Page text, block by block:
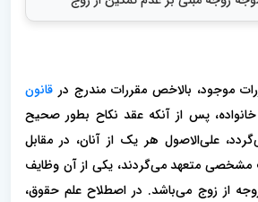
موجود، بالاخص مقررات مندرج در قانون
پس از آنکه عقد نکاح بطور صحیح
علی‌الاصول هر یک از آنان، در مقابل
مشخصی متعهد می‌گردند، یکی از آن وظایف
از زوج می‌باشد. در اصطلاح علم حقوق،